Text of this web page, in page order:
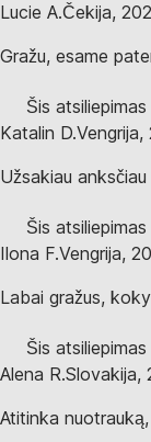
Lucie A.Čekija,
Gražu, esame
Šis
Katalin D.Vengrija,
Užsakiau anksčiau
Šis
Ilona F.Vengrija,
Labai gražus,
Šis
Alena R.Slovakija,
Atitinka